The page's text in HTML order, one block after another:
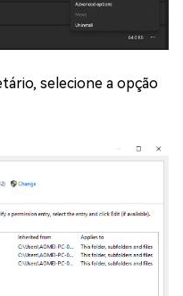
selecione a opção